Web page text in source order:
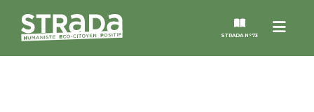
Menu
STRADA N°73